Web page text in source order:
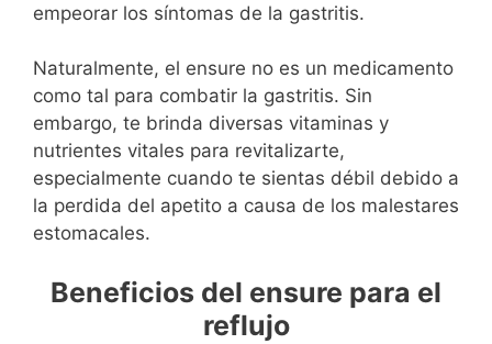
empeorar los síntomas de la gastritis.
Naturalmente, el ensure no es un medicamento
como tal para combatir la gastritis. Sin
embargo, te brinda diversas vitaminas y
nutrientes vitales para revitalizarte,
especialmente cuando te sientas débil debido a
la perdida del apetito a causa de los malestares
estomacales.
Beneficios del ensure para el
reflujo